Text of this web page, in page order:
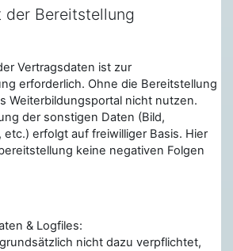
Bereitstellung
Vertragsdaten ist zur
erforderlich. Ohne die Bereitstellung
Weiterbildungsportal nicht nutzen.
der sonstigen Daten (Bild,
etc.) erfolgt auf freiwilliger Basis. Hier
keine negativen Folgen
& Logfiles:
nicht dazu verpflichtet,